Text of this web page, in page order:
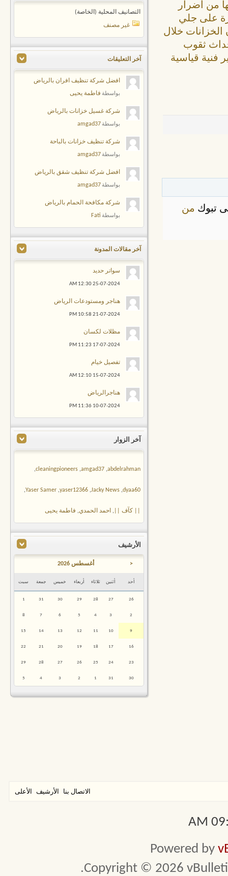
من أضرار
على جلي
الخزانات خلال
ثقوب
فنية قياسية
تبوك من
التصانيف المحلية (الخاصة)
غير مصنف
آخر التعليقات
افضل شركة تنظيف افران بالرياض
بواسطة فاطمة يحيى
شركة غسيل خزانات بالرياض
بواسطةamgad37
شركة تنظيف خزانات بالباحة
بواسطةamgad37
افضل شركة تنظيف شقق بالرياض
بواسطةamgad37
شركة مكافحة الحمام بالرياض
بواسطة Fati
آخر مقالات المدونة
سواتر حديد
25-07-2024
12:30 AM
هناجر ومستودعات الرياض
21-07-2024
10:58 PM
مظلات لكسان
17-07-2024
11:23 PM
تفصيل خيام
15-07-2024
12:10 AM
هناجرالرياض
10-07-2024
11:36 PM
آخر الزوار
abdelrahman
,
amgad37
,
cleaningpioneers
,
dyaa60
,
Jacky News
,
yaser12366
,
Yaser Samer
,
|| كآف || , احمد الحمدي, فاطمة يحيى
الأرشيف
< أغسطس 2026
أحد أثنين ثلاثاء أربعاء خميس جمعة سبت
26
27
28
29
30
31
1
2
3
4
5
6
7
8
9
10
11
12
13
14
15
16
17
18
19
20
21
22
23
24
25
26
27
28
29
30
31
1
2
3
4
5
الاتصال بنا الأرشيف الأعلى
Powered by
Copyright © 2026